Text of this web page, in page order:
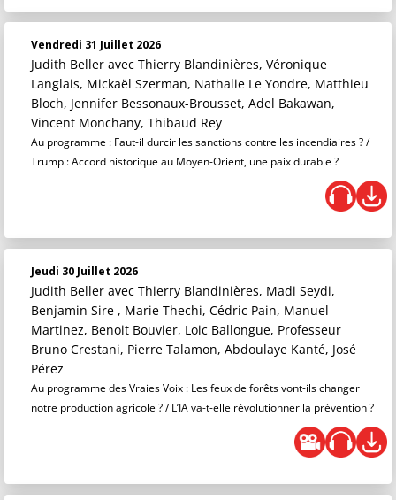
Vendredi 31 Juillet 2026
Judith Beller avec Thierry Blandinières, Véronique
Langlais, Mickaël Szerman, Nathalie Le Yondre, Matthieu
Bloch, Jennifer Bessonaux-Brousset, Adel Bakawan,
Vincent Monchany, Thibaud Rey
Au programme : Faut-il durcir les sanctions contre les incendiaires ? /
Trump : Accord historique au Moyen-Orient, une paix durable ?
Jeudi 30 Juillet 2026
Judith Beller avec Thierry Blandinières, Madi Seydi,
Benjamin Sire , Marie Thechi, Cédric Pain, Manuel
Martinez, Benoit Bouvier, Loic Ballongue, Professeur
Bruno Crestani, Pierre Talamon, Abdoulaye Kanté, José
Pérez
Au programme des Vraies Voix : Les feux de forêts vont-ils changer
notre production agricole ? / L’IA va-t-elle révolutionner la prévention ?